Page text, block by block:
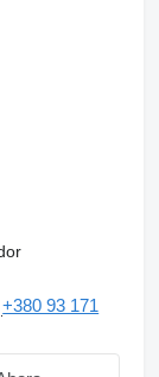
+380 93 171